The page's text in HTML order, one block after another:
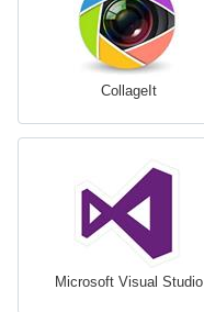
CollageIt
Microsoft Visual Studio